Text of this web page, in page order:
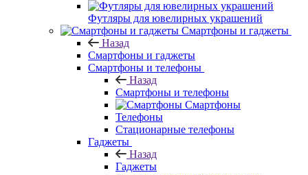
Футляры для ювелирных украшений
Смартфоны и гаджеты
Назад
Смартфоны и гаджеты
Смартфоны и телефоны
Назад
Смартфоны и телефоны
Смартфоны
Телефоны
Стационарные телефоны
Гаджеты
Назад
Гаджеты